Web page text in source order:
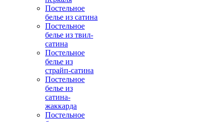
Постельное
белье из сатина
Постельное
белье из твил-
сатина
Постельное
белье из
страйп-сатина
Постельное
белье из
сатина-
жаккарда
Постельное